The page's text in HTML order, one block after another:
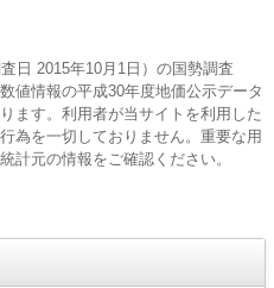
日 2015年10月1日）の国勢調査
値情報の平成30年度地価公示データ
ます。利用者が当サイトを利用した
為を一切しておりません。重要な用
計元の情報をご確認ください。